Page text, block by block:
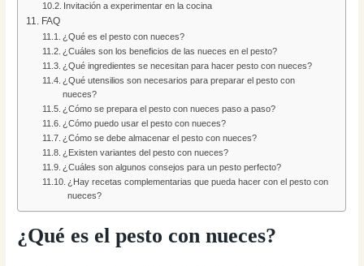
Invitación a experimentar en la cocina
FAQ
¿Qué es el pesto con nueces?
¿Cuáles son los beneficios de las nueces en el pesto?
¿Qué ingredientes se necesitan para hacer pesto con nueces?
¿Qué utensilios son necesarios para preparar el pesto con
nueces?
¿Cómo se prepara el pesto con nueces paso a paso?
¿Cómo puedo usar el pesto con nueces?
¿Cómo se debe almacenar el pesto con nueces?
¿Existen variantes del pesto con nueces?
¿Cuáles son algunos consejos para un pesto perfecto?
¿Hay recetas complementarias que pueda hacer con el pesto con
nueces?
¿Qué es el pesto con nueces?